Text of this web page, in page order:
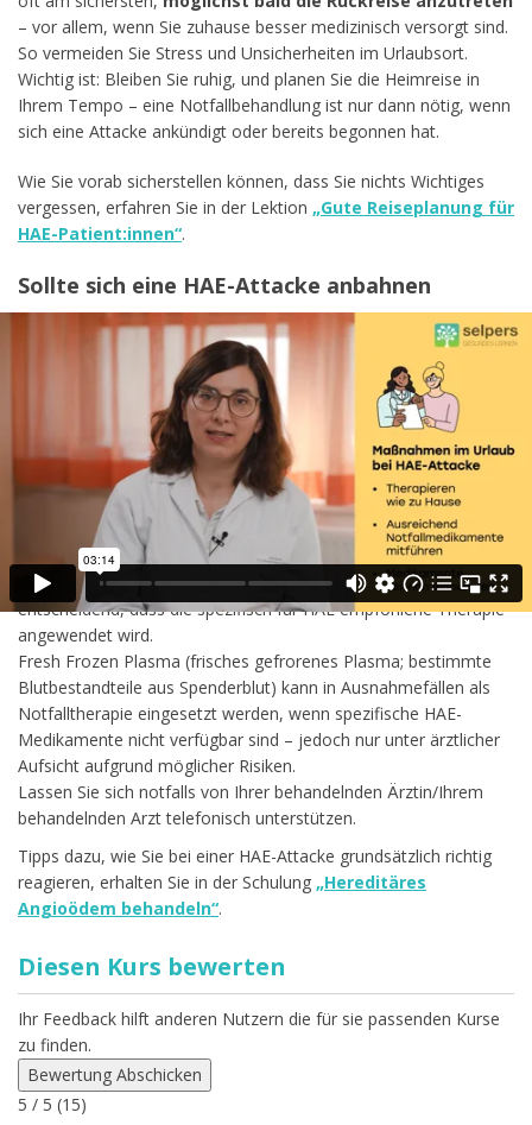
– vor allem, wenn Sie zuhause besser medizinisch versorgt sind.
So vermeiden Sie Stress und Unsicherheiten im Urlaubsort.
Wichtig ist: Bleiben Sie ruhig, und planen Sie die Heimreise in
Ihrem Tempo – eine Notfallbehandlung ist nur dann nötig, wenn
sich eine Attacke ankündigt oder bereits begonnen hat.
Wie Sie vorab sicherstellen können, dass Sie nichts Wichtiges
vergessen, erfahren Sie in der Lektion „Gute Reiseplanung für
HAE-Patient:innen“.
Sollte sich eine HAE-Attacke anbahnen
Wenn Sie nicht selbstständig nicht die passende Versorgung
suchen Sie möglichst rasch ein
größeres Krankenhaus aufund zeigen Sie dort Ihren HAE-
Notfallausweis vor. Darin ist Ihre Diagnose und die empfohlene
Therapie vermerkt. Die Ärzt:innen vor Ort können so leichter
nachvollziehen, was Sie benötigen.
Die Behandelnden müssen verstehen, dass es sich bei einem
HAE-Anfall nicht um eine herkömmliche allergische Reaktion
handelt. Daher helfen Standardbehandlungen wie Kortison,
Antihistaminika oder Adrenalin nicht zuverlässig. Es ist
entscheidend, dass die spezifisch für HAE empfohlene Therapie
angewendet wird.
Fresh Frozen Plasma (frisches gefrorenes Plasma; bestimmte
Blutbestandteile aus Spenderblut) kann in Ausnahmefällen als
Notfalltherapie eingesetzt werden, wenn spezifische HAE-
Medikamente nicht verfügbar sind – jedoch nur unter ärztlicher
Aufsicht aufgrund möglicher Risiken.
Lassen Sie sich notfalls von Ihrer behandelnden Ärztin/Ihrem
behandelnden Arzt telefonisch unterstützen.
Tipps dazu, wie Sie bei einer HAE-Attacke grundsätzlich richtig
reagieren, erhalten Sie in der Schulung „Hereditäres
Angioödem behandeln“.
Diesen Kurs bewerten
Ihr Feedback hilft anderen Nutzern die für sie passenden Kurse
zu finden.
Bewertung Abschicken
5 / 5 (15)